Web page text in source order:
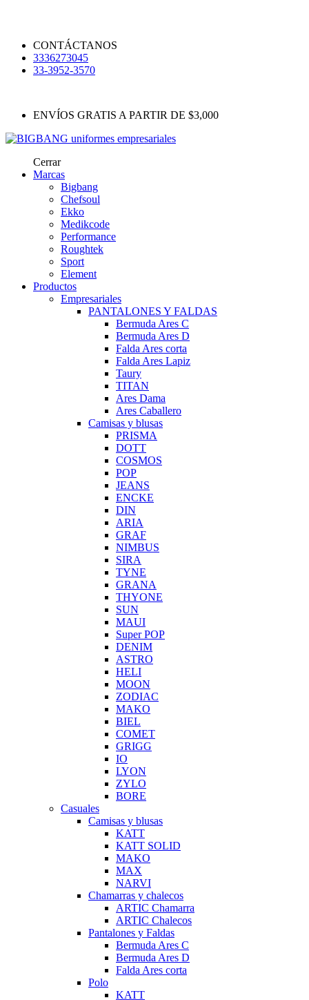
CONTÁCTANOS
3336273045
33-3952-3570
ENVÍOS GRATIS A PARTIR DE $3,000
Cerrar
Marcas
Bigbang
Chefsoul
Ekko
Medikcode
Performance
Roughtek
Sport
Element
Productos
Empresariales
PANTALONES Y FALDAS
Bermuda Ares C
Bermuda Ares D
Falda Ares corta
Falda Ares Lapiz
Taury
TITAN
Ares Dama
Ares Caballero
Camisas y blusas
PRISMA
DOTT
COSMOS
POP
JEANS
ENCKE
DIN
ARIA
GRAF
NIMBUS
SIRA
TYNE
GRANA
THYONE
SUN
MAUI
Super POP
DENIM
ASTRO
HELI
MOON
ZODIAC
MAKO
BIEL
COMET
GRIGG
IO
LYON
ZYLO
BORE
Casuales
Camisas y blusas
KATT
KATT SOLID
MAKO
MAX
NARVI
Chamarras y chalecos
ARTIC Chamarra
ARTIC Chalecos
Pantalones y Faldas
Bermuda Ares C
Bermuda Ares D
Falda Ares corta
Polo
KATT